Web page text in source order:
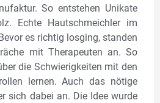
So entstehen Unikate
Echte Hautschmeichler im
es richtig losging, standen
mit Therapeuten an. So
die Schwierigkeiten mit den
lernen. Auch das nötige
sich dabei an. Die Idee wurde